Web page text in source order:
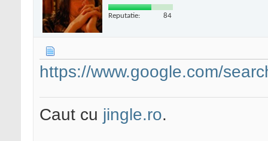
Reputatie: 84
https://www.google.com/
Caut cu jingle.ro.